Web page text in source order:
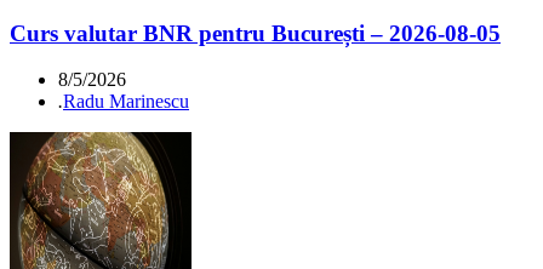
Curs valutar BNR pentru București – 2026-08-05
8/5/2026
.Radu Marinescu